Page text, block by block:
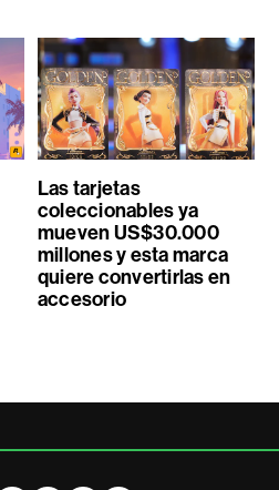
Las tarjetas
coleccionables ya
mueven US$30.000
millones y esta marca
quiere convertirlas en
accesorio